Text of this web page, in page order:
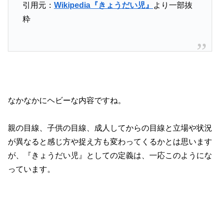
引用元： Wikipedia『きょうだい児』
より一部抜
粋
なかなかにヘビーな内容ですね。
親の目線、子供の目線、成人してからの目線と立場や状況
が異なると感じ方や捉え方も変わってくるかとは思います
が、『きょうだい児』としての定義は、一応このようにな
っています。